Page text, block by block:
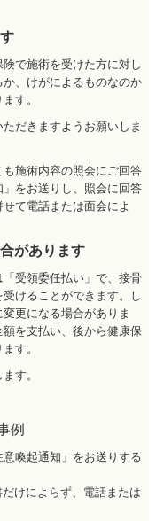
で施術を受けた方に対し
、けがによるものなのか
す。
だきますようお願いしま
施術内容の照会にご回答
をお送りし、照会に回答
て電話または面会によ
があります
受領委任払い」で、接骨
けることができます。し
更になる場合がありま
を支払い、後から健康保
す。
す。
例
喚起通知」をお送りする
けによらず、電話または